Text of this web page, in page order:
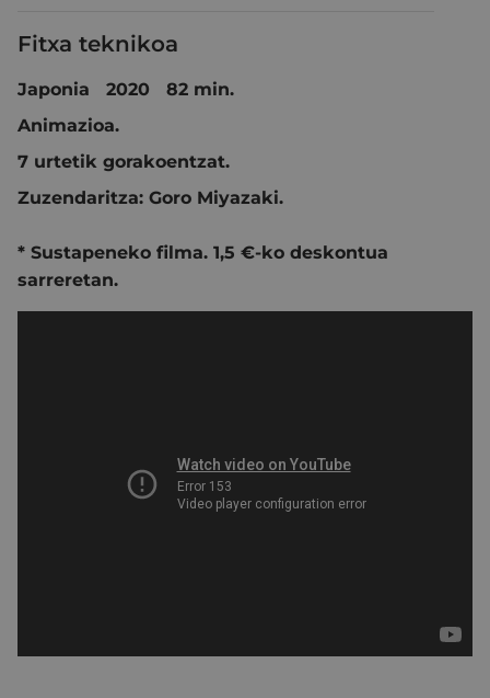
Fitxa teknikoa
Japonia 2020 82 min.
Animazioa.
7 urtetik gorakoentzat.
Zuzendaritza: Goro Miyazaki.
* Sustapeneko filma. 1,5 €-ko deskontua
sarreretan.